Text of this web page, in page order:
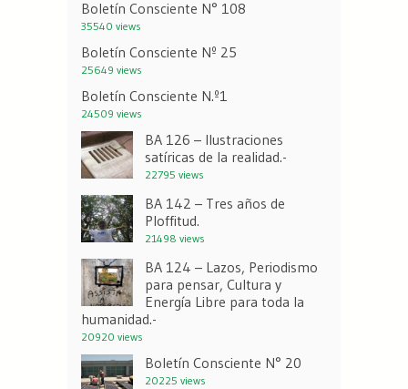
Boletín Consciente N° 108
35540 views
Boletín Consciente Nº 25
25649 views
Boletín Consciente N.º1
24509 views
BA 126 – Ilustraciones
satíricas de la realidad.-
22795 views
BA 142 – Tres años de
Ploffitud.
21498 views
BA 124 – Lazos, Periodismo
para pensar, Cultura y
Energía Libre para toda la
humanidad.-
20920 views
Boletín Consciente N° 20
20225 views